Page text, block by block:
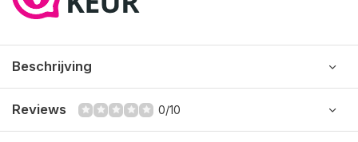
Beschrijving
Reviews 0/10